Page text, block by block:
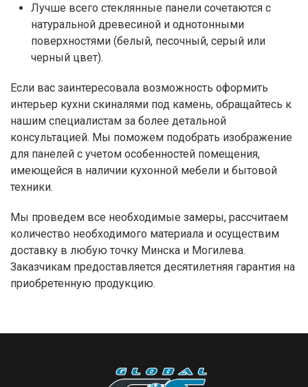
Лучше всего стеклянные панели сочетаются с
натуральной древесиной и однотонными
поверхностями (белый, песочный, серый или
черный цвет).
Если вас заинтересовала возможность оформить
интерьер кухни скиналями под камень, обращайтесь к
нашим специалистам за более детальной
консультацией. Мы поможем подобрать изображение
для панелей с учетом особенностей помещения,
имеющейся в наличии кухонной мебели и бытовой
техники.
Мы проведем все необходимые замеры, рассчитаем
количество необходимого материала и осуществим
доставку в любую точку Минска и Могилева.
Заказчикам предоставляется десятилетняя гарантия на
приобретенную продукцию.